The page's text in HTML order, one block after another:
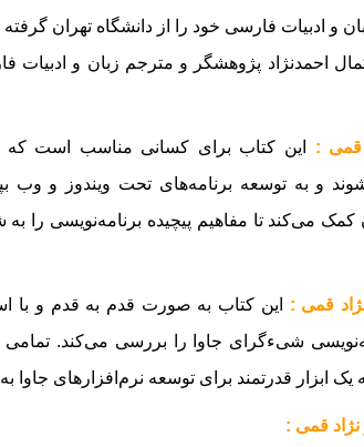
دکترای زبان و ادبیات فارسی خود را از دانشگاه تهران
احمدنژاد پژوهشگر و مترجم زبان و ادبیات
قمی : این کتاب برای کسانی مناسب است که
و به توسعه برنامه‌های تحت ویندوز و وب
می‌کند تا مفاهیم پیچیده برنامه‌نویسی را
قمی : این کتاب به صورت قدم به قدم و با
شیءگرای جاوا را بررسی می‌کند. تمامی
قمی :